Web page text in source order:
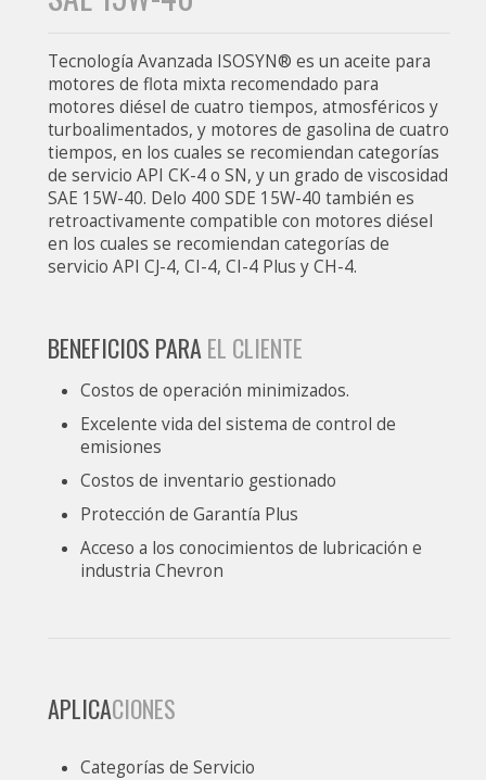
Tecnología Avanzada ISOSYN® es un aceite para
motores de flota mixta recomendado para
motores diésel de cuatro tiempos, atmosféricos y
turboalimentados, y motores de gasolina de cuatro
tiempos, en los cuales se recomiendan categorías
de servicio API CK-4 o SN, y un grado de viscosidad
SAE 15W-40. Delo 400 SDE 15W-40 también es
retroactivamente compatible con motores diésel
en los cuales se recomiendan categorías de
servicio API CJ-4, CI-4, CI-4 Plus y CH-4.
BENEFICIOS PARA EL CLIENTE
Costos de operación minimizados.
Excelente vida del sistema de control de
emisiones
Costos de inventario gestionado
Protección de Garantía Plus
Acceso a los conocimientos de lubricación e
industria Chevron
APLICACIONES
Categorías de Servicio